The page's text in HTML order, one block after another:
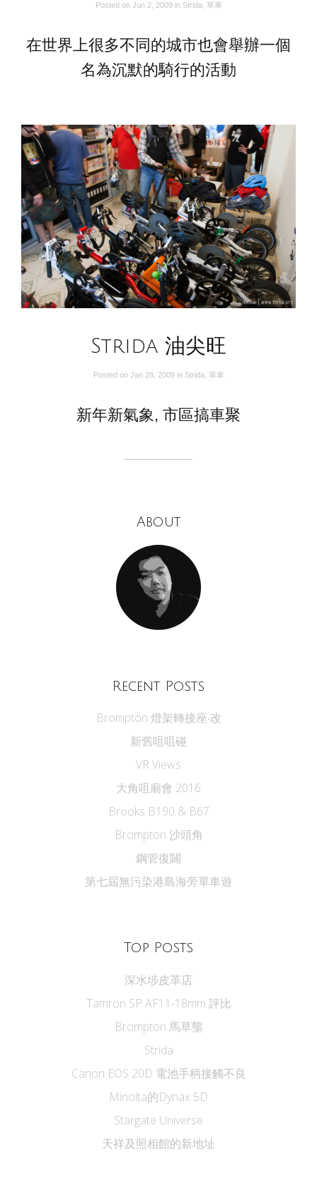
Posted on Jun 2, 2009 in Strida 單車
在世界上很多不同的城市也會舉辦一個
名為沉默的騎行的活動
Strida 油尖旺
Posted on Jan 28, 2009 in Strida 單車
新年新氣象, 市區搞車聚
About
Recent Posts
Brompton 燈架轉接座‧改
新舊咀咀碰
VR Views
大角咀廟會 2016
Brooks B190 & B67
Brompton 沙頭角
鋼管復闢
第七屆無污染港島海旁單車遊
Top Posts
深水埗皮革店
Tamron SP AF11-18mm 評比
Brompton 馬草壟
Strida
Canon EOS 20D 電池手柄接觸不良
Minolta的Dynax 5D
Stargate Universe
天祥及照相館的新地址